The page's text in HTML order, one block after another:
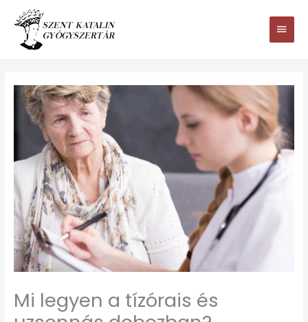
tartalomhoz
Main
Menu
Mi legyen a tízórais és